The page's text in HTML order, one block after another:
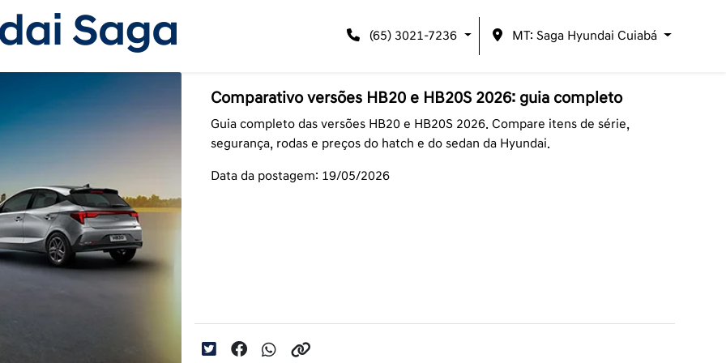
(65) 3021-7236 MT: Saga Hyundai Cuiabá
Comparativo versões HB20 e HB20S 2026: guia completo
Guia completo das versões HB20 e HB20S 2026. Compare itens de série,
segurança, rodas e preços do hatch e do sedan da Hyundai.
Data da postagem: 19/05/2026